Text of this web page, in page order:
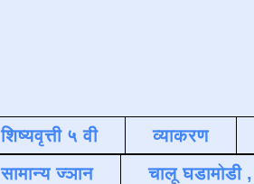
शिष्यवृत्ती ५ वी व्याकरण
सामान्य ज्ञान
चालू